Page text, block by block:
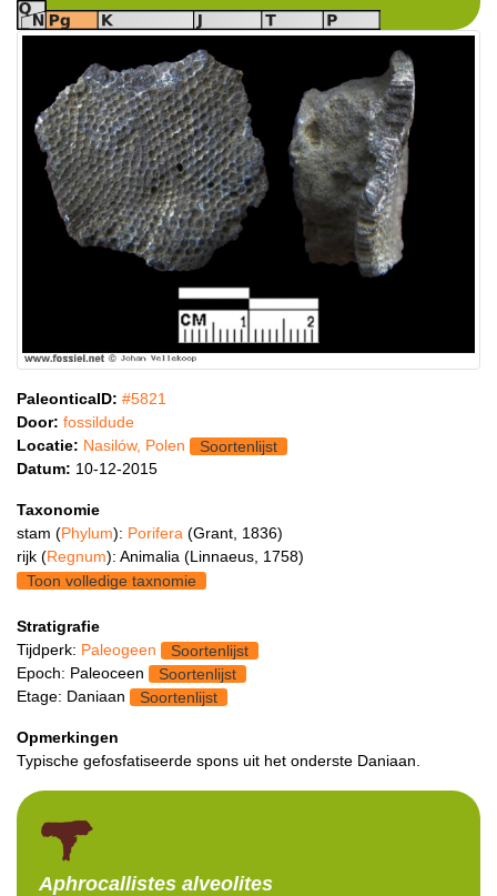
PaleonticaID: #5821
Door: fossildude
Locatie: Nasilów, Polen
Soortenlijst
Datum: 10-12-2015
Taxonomie
stam (Phylum): Porifera (Grant, 1836)
rijk (Regnum): Animalia (Linnaeus, 1758)
Toon volledige taxnomie
Stratigrafie
Tijdperk: Paleogeen
Soortenlijst
Epoch: Paleoceen
Soortenlijst
Etage: Daniaan
Soortenlijst
Opmerkingen
Typische gefosfatiseerde spons uit het onderste Daniaan.
Aphrocallistes alveolites